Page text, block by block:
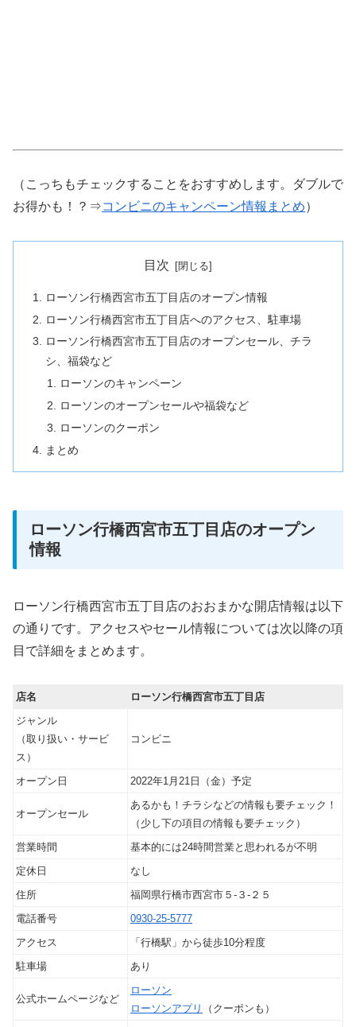
（こっちもチェックすることをおすすめします。ダブルで
お得かも！？⇒コンビニのキャンペーン情報まとめ）
目次
ローソン行橋西宮市五丁目店のオープン情報
ローソン行橋西宮市五丁目店へのアクセス、駐車場
ローソン行橋西宮市五丁目店のオープンセール、チラ
シ、福袋など
ローソンのキャンペーン
ローソンのオープンセールや福袋など
ローソンのクーポン
まとめ
ローソン行橋西宮市五丁目店のオープン
情報
ローソン行橋西宮市五丁目店のおおまかな開店情報は以下
の通りです。アクセスやセール情報については次以降の項
目で詳細をまとめます。
店名
ローソン行橋西宮市五丁目店
ジャンル
（取り扱い・サービ
ス）
コンビニ
オープン日 2022年1月21日（金）予定
オープンセール
あるかも！チラシなどの情報も要チェック！
（少し下の項目の情報も要チェック）
営業時間
基本的には24時間営業と思われるが不明
定休日
なし
住所
福岡県行橋市西宮市５‐３‐２５
電話番号
0930-25-5777
アクセス
「行橋駅」から徒歩10分程度
駐車場
あり
公式ホームページなど
ローソン
ローソンアプリ
（クーポンも）